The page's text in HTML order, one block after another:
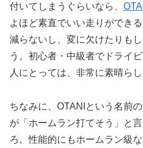
付いてしまうぐらいなら、
よほど素直でいい走りができ
減らないし、変に欠けたりも
う。初心者・中級者でドライ
人にとっては、非常に素晴ら
ちなみに、OTANIという名前
が「ホームラン打てそう」と
ろ。性能的にもホームラン級な